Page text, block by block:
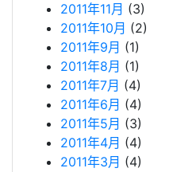
2011年11月 (3)
2011年10月 (2)
2011年9月 (1)
2011年8月 (1)
2011年7月 (4)
2011年6月 (4)
2011年5月 (3)
2011年4月 (4)
2011年3月 (4)